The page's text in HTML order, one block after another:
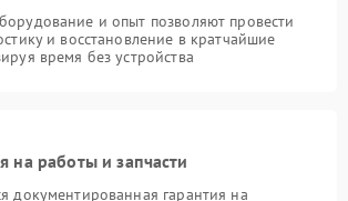
и опыт позволяют провести
и восстановление в кратчайшие
время без устройства
на работы и запчасти
документированная гарантия на